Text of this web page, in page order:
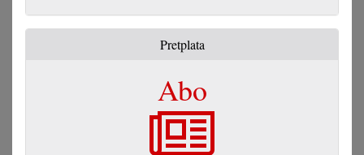
Pretplata
Abo